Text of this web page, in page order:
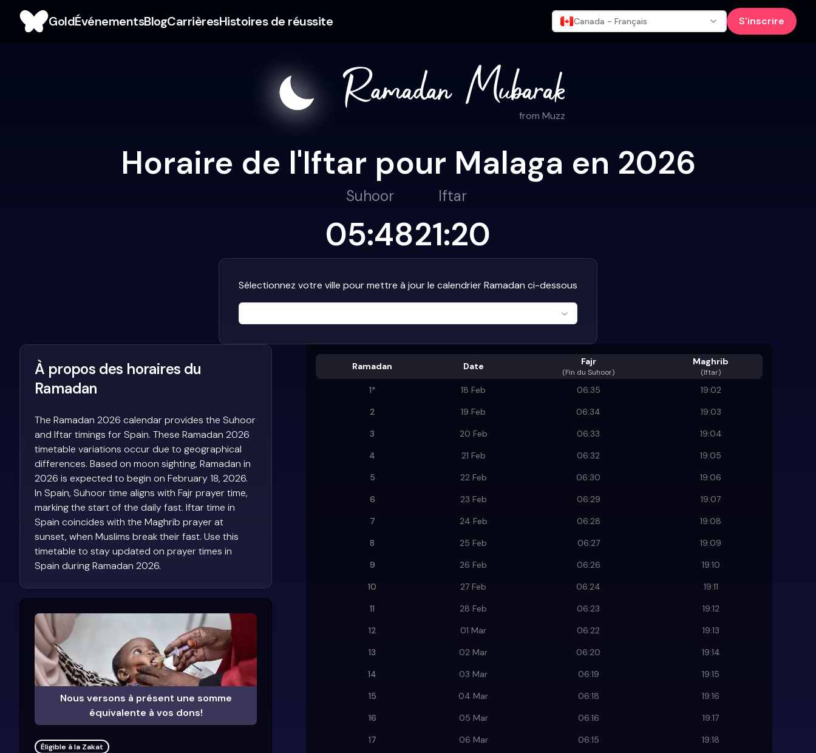
GoldÉvénementsBlogCarrièresHistoires de réussite Canada - Français S'inscrire
from Muzz
Horaire de l'Iftar pour Malaga en 2026
Suhoor
05:48
Iftar
21:20
Sélectionnez votre ville pour mettre à jour le calendrier Ramadan ci-dessous
Ramadan Date Fajr
(Fin du Suhoor)
Maghrib
(Iftar)
1* 18 Feb 06:35
19:02
2
19 Feb 06:34
19:03
3
20 Feb 06:33
19:04
4
21 Feb 06:32
19:05
5
22 Feb 06:30
19:06
6
23 Feb 06:29
19:07
7
24 Feb 06:28
19:08
8
25 Feb 06:27
19:09
9
26 Feb 06:26
19:10
10
27 Feb 06:24
19:11
11
28 Feb 06:23
19:12
12
01 Mar 06:22
19:13
13
02 Mar 06:20
19:14
14
03 Mar 06:19
19:15
15
04 Mar 06:18
19:16
16
05 Mar 06:16
19:17
17
06 Mar 06:15
19:18
À propos des horaires du
Ramadan
The Ramadan 2026 calendar provides the Suhoor
and Iftar timings for Spain. These Ramadan 2026
timetable variations occur due to geographical
differences. Based on moon sighting, Ramadan in
2026 is expected to begin on February 18, 2026.
In Spain, Suhoor time aligns with Fajr prayer time,
marking the start of the daily fast. Iftar time in
Spain coincides with the Maghrib prayer at
sunset, when Muslims break their fast. Use this
timetable to stay updated on prayer times in
Spain during Ramadan 2026.
Nous versons à présent une somme
équivalente à vos dons!
Éligible à la Zakat